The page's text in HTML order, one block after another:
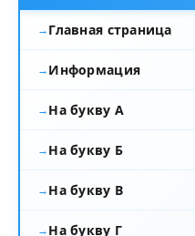
Главная страница
Информация
На букву А
На букву Б
На букву В
На букву Г